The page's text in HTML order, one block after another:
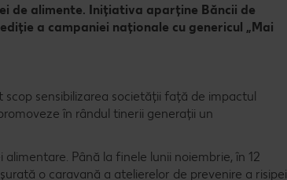
de alimente. Inițiativa aparține Băncii de
a campaniei naționale cu genericul „Mai
scop sensibilizarea societății față de impactul
în rândul tinerii generații un
Până la finele lunii noiembrie, în 12
o caravană a atelierelor de prevenire a risipei